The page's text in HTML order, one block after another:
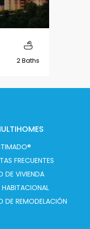
2 Baths
FRECUENTES
DE VIVIENDA
HABITACIONAL
DE REMODELACIÓN